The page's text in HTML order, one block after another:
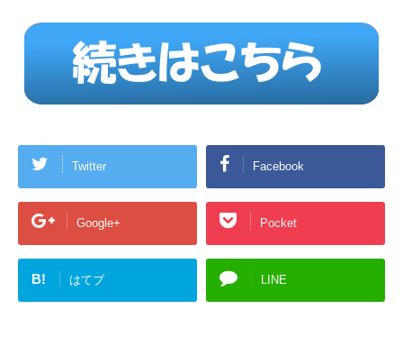
Twitter Facebook
Google+ Pocket
B! はてブ LINE